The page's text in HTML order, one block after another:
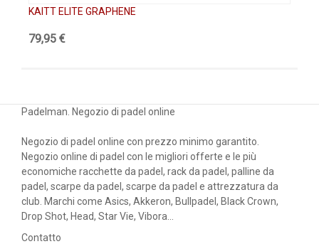
KAITT ELITE GRAPHENE
79,95 €
Padelman. Negozio di padel online
Negozio di padel online con prezzo minimo garantito.
Negozio online di padel con le migliori offerte e le più
economiche racchette da padel, rack da padel, palline da
padel, scarpe da padel, scarpe da padel e attrezzatura da
club. Marchi come Asics, Akkeron, Bullpadel, Black Crown,
Drop Shot, Head, Star Vie, Vibora...
Contatto